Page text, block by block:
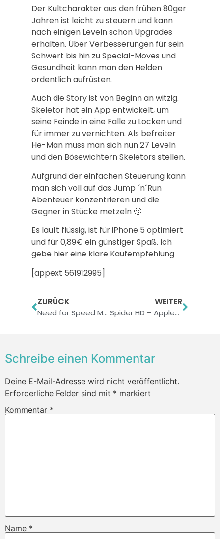
Der Kultcharakter aus den frühen 80ger
Jahren ist leicht zu steuern und kann
nach einigen Leveln schon Upgrades
erhalten. Über Verbesserungen für sein
Schwert bis hin zu Special-Moves und
Gesundheit kann man den Helden
ordentlich aufrüsten.
Auch die Story ist von Beginn an witzig.
Skeletor hat ein App entwickelt, um
seine Feinde in eine Falle zu Locken und
für immer zu vernichten. Als befreiter
He-Man muss man sich nun 27 Leveln
und den Bösewichtern Skeletors stellen.
Aufgrund der einfachen Steuerung kann
man sich voll auf das Jump ´n´Run
Abenteuer konzentrieren und die
Gegner in Stücke metzeln 🙂
Es läuft flüssig, ist für iPhone 5 optimiert
und für 0,89€ ein günstiger Spaß. Ich
gebe hier eine klare Kaufempfehlung
[appext 561912995]
ZURÜCK
Need for Speed Most Wanted – Adrenalin für unterwegs
WEITER
Spider HD – Apples iPad-App der Woche getestet.
Schreibe einen Kommentar
Deine E-Mail-Adresse wird nicht veröffentlicht.
Erforderliche Felder sind mit * markiert
Kommentar *
Name *